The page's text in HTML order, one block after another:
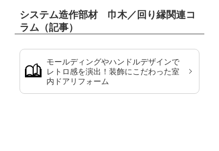
システム造作部材 巾木／回り縁関連コ
ラム（記事）
モールディングやハンドルデザインで
レトロ感を演出！装飾にこだわった室
内ドアリフォーム